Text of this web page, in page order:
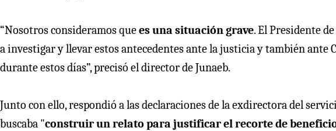
“Nosotros consideramos quees una situación grave. El Presidente
a investigar y llevar estos antecedentes ante la justicia y también ante
durante estos días”, precisó el director de Junaeb.
Junto con ello, respondió a las declaraciones de la exdirectora del
buscaba "construir un relato para justificar el recorte de